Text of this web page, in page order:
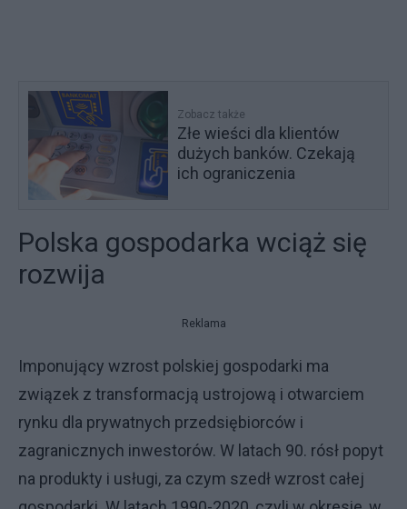
Zobacz także
Złe wieści dla klientów
dużych banków. Czekają
ich ograniczenia
Polska gospodarka wciąż się
rozwija
Reklama
Imponujący wzrost polskiej gospodarki ma
związek z transformacją ustrojową i otwarciem
rynku dla prywatnych przedsiębiorców i
zagranicznych inwestorów. W latach 90. rósł popyt
na produkty i usługi, za czym szedł wzrost całej